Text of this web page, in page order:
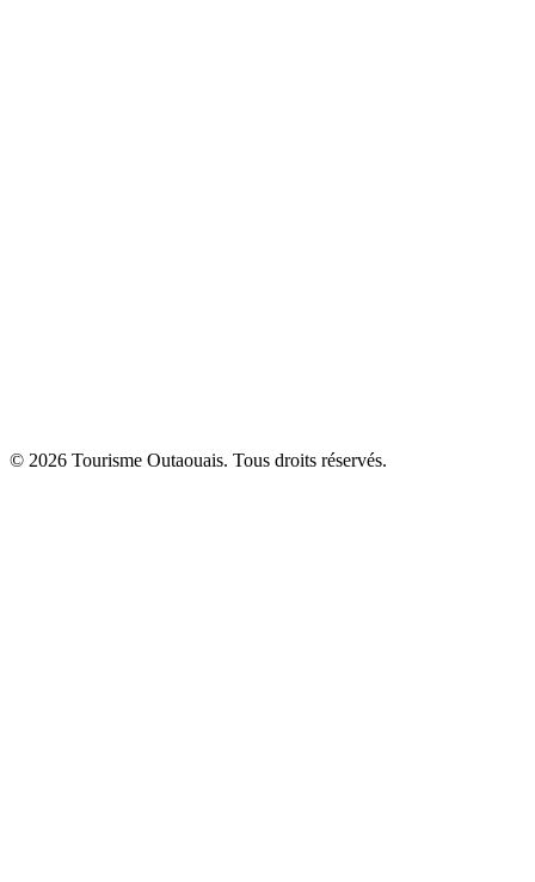
© 2026 Tourisme Outaouais. Tous droits réservés.